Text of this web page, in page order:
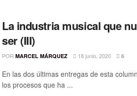
La industria musical que
ser (III)
POR MARCEL MÁRQUEZ 18 junio, 2020 6
En las dos últimas entregas de esta
los procesos que ha ...